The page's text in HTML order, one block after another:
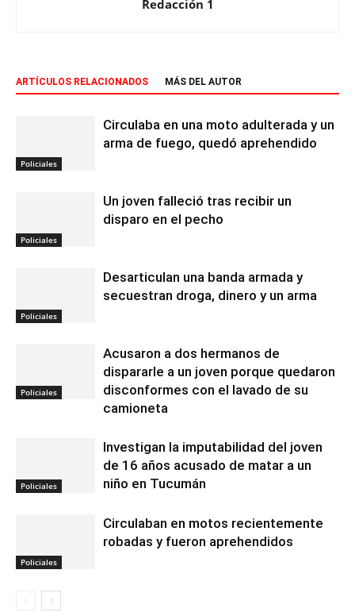
Redacción 1
ARTÍCULOS RELACIONADOS MÁS DEL AUTOR
Policiales
Circulaba en una moto adulterada y un
arma de fuego, quedó aprehendido
Policiales
Un joven falleció tras recibir un
disparo en el pecho
Policiales
Desarticulan una banda armada y
secuestran droga, dinero y un arma
Policiales
Acusaron a dos hermanos de
dispararle a un joven porque quedaron
disconformes con el lavado de su
camioneta
Policiales
Investigan la imputabilidad del joven
de 16 años acusado de matar a un
niño en Tucumán
Policiales
Circulaban en motos recientemente
robadas y fueron aprehendidos